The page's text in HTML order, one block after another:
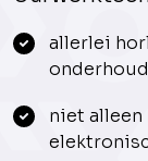
allerlei
niet alleen